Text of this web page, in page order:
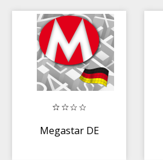
Megastar DE